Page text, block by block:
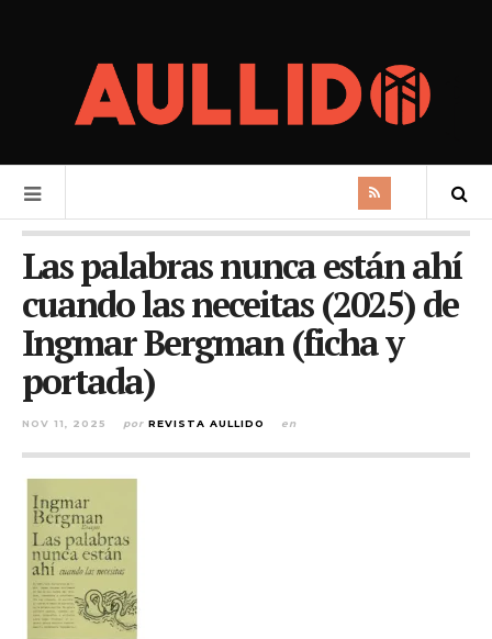
Las palabras nunca están ahí
cuando las neceitas (2025) de
Ingmar Bergman (ficha y
portada)
NOV 11, 2025 por REVISTA AULLIDO en